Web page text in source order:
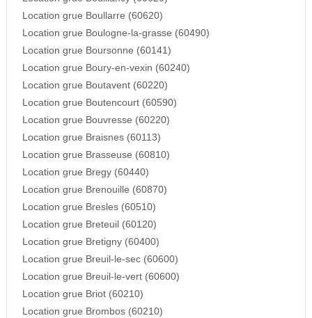
Location grue Boullarre (60620)
Location grue Boulogne-la-grasse (60490)
Location grue Boursonne (60141)
Location grue Boury-en-vexin (60240)
Location grue Boutavent (60220)
Location grue Boutencourt (60590)
Location grue Bouvresse (60220)
Location grue Braisnes (60113)
Location grue Brasseuse (60810)
Location grue Bregy (60440)
Location grue Brenouille (60870)
Location grue Bresles (60510)
Location grue Breteuil (60120)
Location grue Bretigny (60400)
Location grue Breuil-le-sec (60600)
Location grue Breuil-le-vert (60600)
Location grue Briot (60210)
Location grue Brombos (60210)